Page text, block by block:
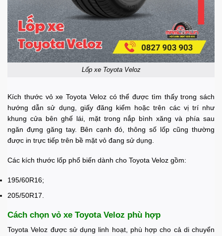
Lốp xe Toyota Veloz
Kích thước vỏ xe Toyota Veloz có thể được tìm thấy trong sách
hướng dẫn sử dụng, giấy đăng kiểm hoặc trên các vị trí như
khung cửa bên ghế lái, mặt trong nắp bình xăng và phía sau
ngăn đựng găng tay. Bên cạnh đó, thông số lốp cũng thường
được in trực tiếp trên bề mặt vỏ đang sử dụng.
Các kích thước lốp phổ biến dành cho Toyota Veloz gồm:
195/60R16;
205/50R17.
Cách chọn vỏ xe Toyota Veloz phù hợp
Toyota Veloz được sử dụng linh hoạt, phù hợp cho cả di chuyển